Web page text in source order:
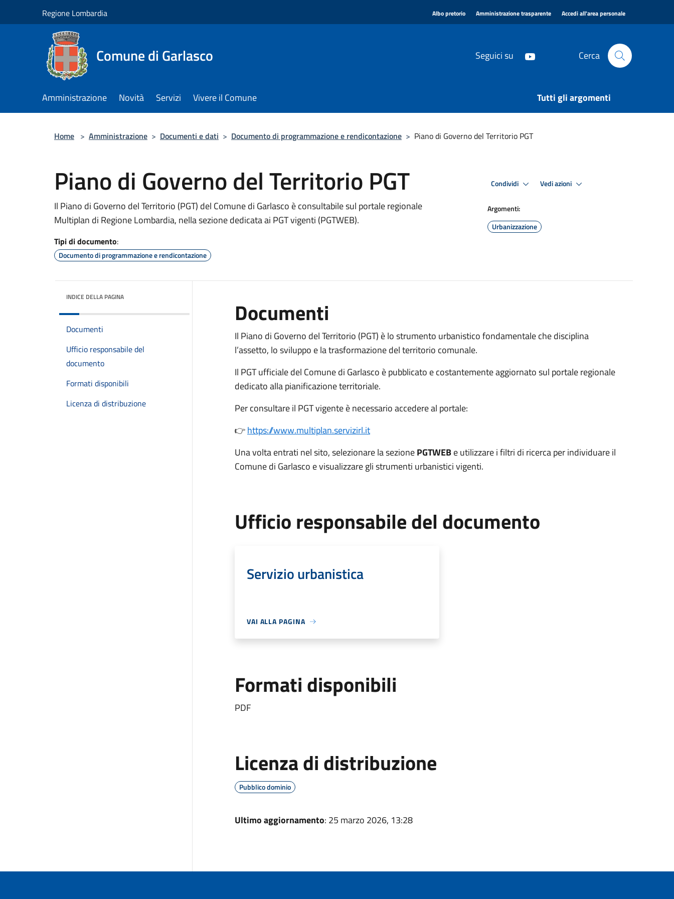
Regione Lombardia Albo pretorio Amministrazione trasparente Accedi all'area personale
Comune di Garlasco Seguici su Cerca
Amministrazione Novità Servizi Vivere il Comune Tutti gli argomenti
Home > Amministrazione > Documenti e dati > Documento di programmazione e rendicontazione > Piano di Governo del Territorio PGT
Piano di Governo del Territorio PGT
Il Piano di Governo del Territorio (PGT) del Comune di Garlasco è consultabile sul portale regionale
Multiplan di Regione Lombardia, nella sezione dedicata ai PGT vigenti (PGTWEB).
Tipi di documento:
Documento di programmazione e rendicontazione
Condividi Vedi azioni
Argomenti:
Urbanizzazione
INDICE DELLA PAGINA
Documenti
Ufficio responsabile del
documento
Formati disponibili
Licenza di distribuzione
Documenti
Il Piano di Governo del Territorio (PGT) è lo strumento urbanistico fondamentale che disciplina
l’assetto, lo sviluppo e la trasformazione del territorio comunale.
Il PGT ufficiale del Comune di Garlasco è pubblicato e costantemente aggiornato sul portale regionale
dedicato alla pianificazione territoriale.
Per consultare il PGT vigente è necessario accedere al portale:
👉https://www.multiplan.servizirl.it
Una volta entrati nel sito, selezionare la sezionePGTWEBe utilizzare i filtri di ricerca per individuare il
Comune di Garlasco e visualizzare gli strumenti urbanistici vigenti.
Ufficio responsabile del documento
Servizio urbanistica
VAI ALLA PAGINA
Formati disponibili
PDF
Licenza di distribuzione
Pubblico dominio
Ultimo aggiornamento: 25 marzo 2026, 13:28